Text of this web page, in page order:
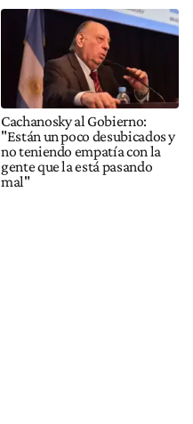
Cachanosky al Gobierno:
"Están un poco desubicados y
no teniendo empatía con la
gente que la está pasando
mal"